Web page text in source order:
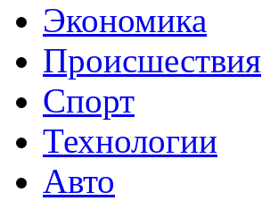
Экономика
Происшествия
Спорт
Технологии
Авто